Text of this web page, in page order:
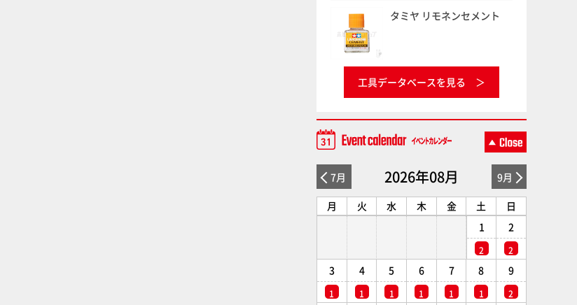
タミヤ リモネンセメント
工具データベースを見る
7月 2026年08月 9月
月 火 水 木 金 土
日
1
2
2
2
3
1
4
1
5
1
6
1
7
1
8
1
9
2